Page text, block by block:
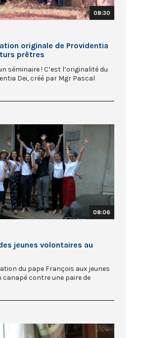
08:30
originale de Providentia
prêtres
séminaire ! C’est l’originalité du
Dei, créé par Mgr Pascal
08:06
jeunes volontaires au
du pape François aux jeunes
canapé contre une paire de